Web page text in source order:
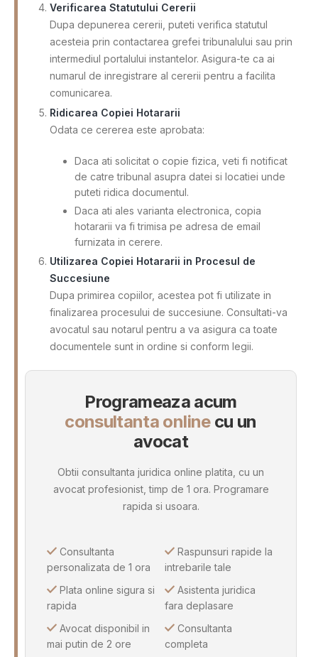
Verificarea Statutului Cererii
Dupa depunerea cererii, puteti verifica statutul
acesteia prin contactarea grefei tribunalului sau prin
intermediul portalului instantelor. Asigura-te ca ai
numarul de inregistrare al cererii pentru a facilita
comunicarea.
Ridicarea Copiei Hotararii
Odata ce cererea este aprobata:
Daca ati solicitat o copie fizica, veti fi notificat
de catre tribunal asupra datei si locatiei unde
puteti ridica documentul.
Daca ati ales varianta electronica, copia
hotararii va fi trimisa pe adresa de email
furnizata in cerere.
Utilizarea Copiei Hotararii in Procesul de
Succesiune
Dupa primirea copiilor, acestea pot fi utilizate in
finalizarea procesului de succesiune. Consultati-va
avocatul sau notarul pentru a va asigura ca toate
documentele sunt in ordine si conform legii.
Programeaza acum
consultanta onlinecu un
avocat
Obtii consultanta juridica online platita, cu un
avocat profesionist, timp de 1 ora. Programare
rapida si usoara.
Consultanta
personalizata de 1 ora
Plata online sigura si
rapida
Avocat disponibil in
mai putin de 2 ore
Raspunsuri rapide la
intrebarile tale
Asistenta juridica
fara deplasare
Consultanta
completa